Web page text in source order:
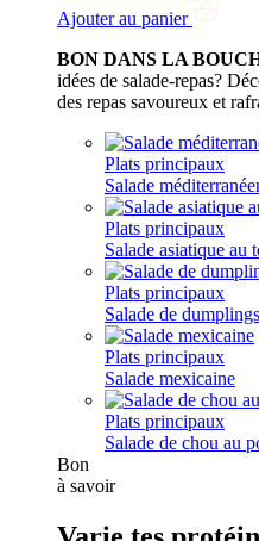
Ajouter au panier
BON DANS LA
idées de salade-repas?
des repas savoureux et
Plats principaux
Salade
Plats principaux
Salade asiatique au
Plats principaux
Salade de dumplings
Plats principaux
Salade mexicaine
Plats principaux
Salade de chou au
Bon
à savoir